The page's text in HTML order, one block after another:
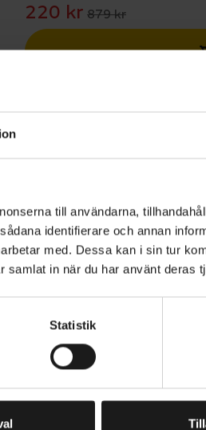
till användarna,
identifierare och annan
med. Dessa kan i sin tur
samlat in när du har använt deras
Statistik
220 kr 879 kr